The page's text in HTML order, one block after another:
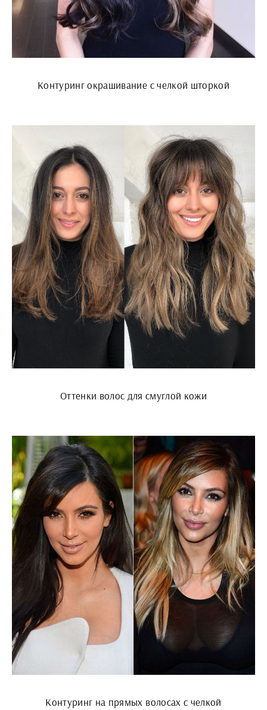
Контуринг окрашивание с челкой шторкой
Оттенки волос для смуглой кожи
Контуринг на прямых волосах с челкой